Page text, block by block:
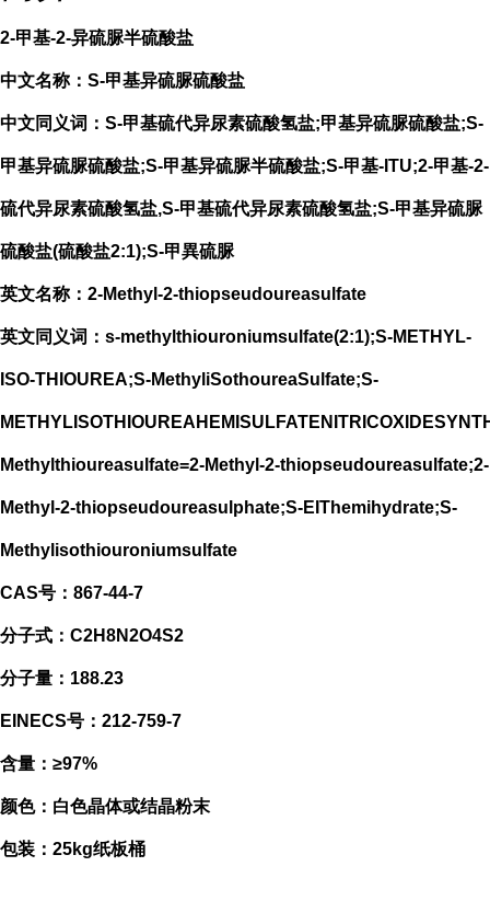
2-甲基-2-异硫脲半硫酸盐
中文名称：S-甲基异硫脲硫酸盐
中文同义词：S-甲基硫代异尿素硫酸氢盐;甲基异硫脲硫酸盐;S-
甲基异硫脲硫酸盐;S-甲基异硫脲半硫酸盐;S-甲基-ITU;2-甲基-2-
硫代异尿素硫酸氢盐,S-甲基硫代异尿素硫酸氢盐;S-甲基异硫脲
硫酸盐(硫酸盐2:1);S-甲異硫脲
英文名称：2-Methyl-2-thiopseudoureasulfate
英文同义词：s-methylthiouroniumsulfate(2:1);S-METHYL-
ISO-THIOUREA;S-MethyliSothoureaSulfate;S-
Methylthioureasulfate=2-Methyl-2-thiopseudoureasulfate;2-
Methyl-2-thiopseudoureasulphate;S-EIThemihydrate;S-
Methylisothiouroniumsulfate
CAS号：867-44-7
分子式：C2H8N2O4S2
分子量：188.23
EINECS号：212-759-7
含量：≥97%
颜色：白色晶体或结晶粉末
包装：25kg纸板桶